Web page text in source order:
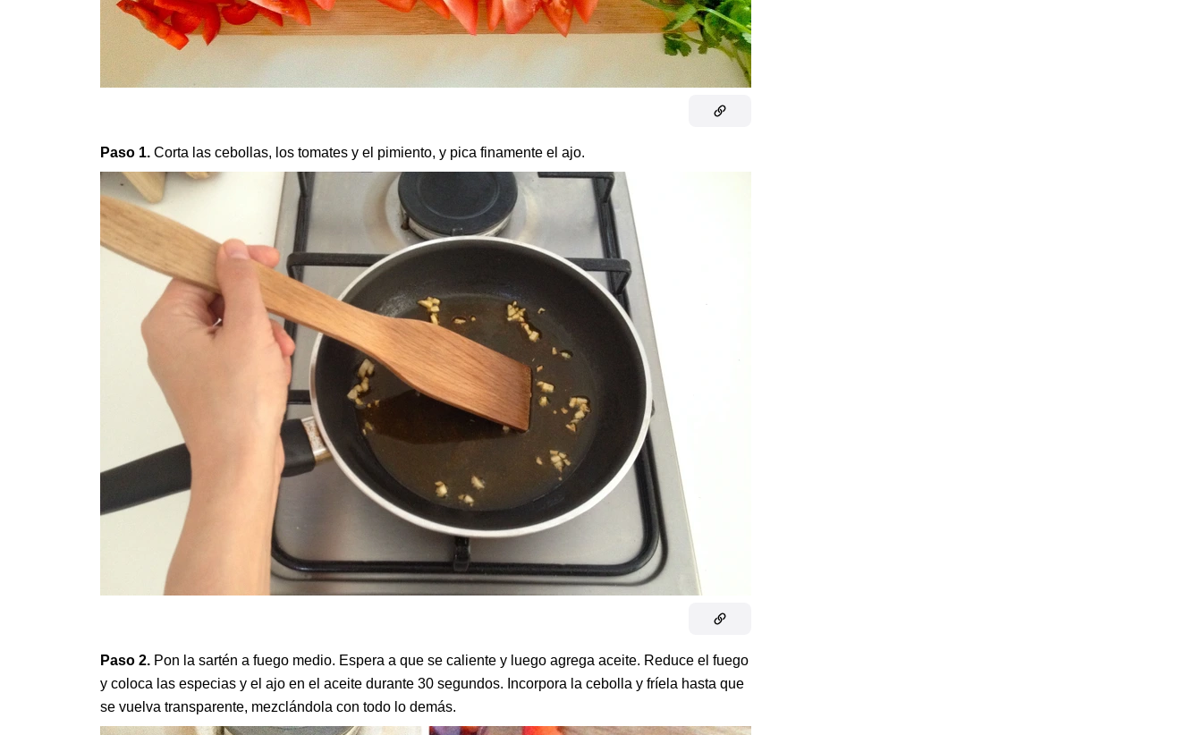
Paso 1. Corta las cebollas, los tomates y el pimiento, y pica finamente el ajo.
Paso 2. Pon la sartén a fuego medio. Espera a que se caliente y luego agrega aceite. Reduce el fuego
y coloca las especias y el ajo en el aceite durante 30 segundos. Incorpora la cebolla y fríela hasta que
se vuelva transparente, mezclándola con todo lo demás.